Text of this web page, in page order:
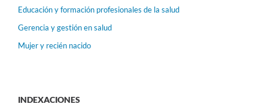
Educación y formación profesionales de la salud
Gerencia y gestión en salud
Mujer y recién nacido
INDEXACIONES